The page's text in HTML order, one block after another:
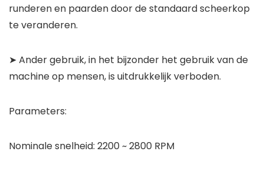
runderen en paarden door de standaard scheerkop
te veranderen.
➤ Ander gebruik, in het bijzonder het gebruik van de
machine op mensen, is uitdrukkelijk verboden.
Parameters:
Nominale snelheid: 2200 ~ 2800 RPM